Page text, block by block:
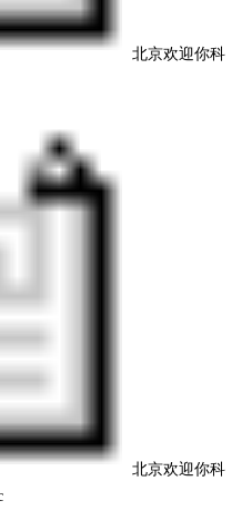
北京欢迎你科
北京欢迎你科